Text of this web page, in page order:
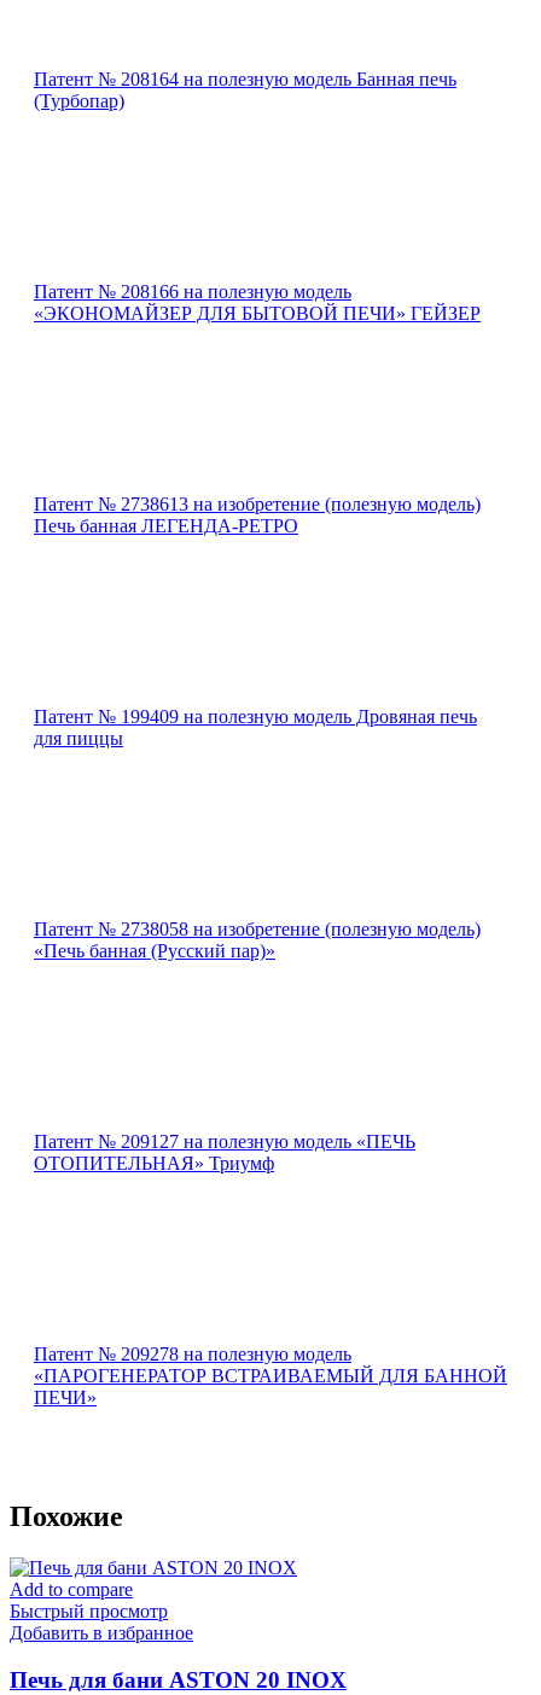
Патент № 208164 на полезную модель Банная печь
(Турбопар)
Патент № 208166 на полезную модель
«ЭКОНОМАЙЗЕР ДЛЯ БЫТОВОЙ ПЕЧИ» ГЕЙЗЕР
Патент № 2738613 на изобретение (полезную модель)
Печь банная ЛЕГЕНДА-РЕТРО
Патент № 199409 на полезную модель Дровяная печь
для пиццы
Патент № 2738058 на изобретение (полезную модель)
«Печь банная (Русский пар)»
Патент № 209127 на полезную модель «ПЕЧЬ
ОТОПИТЕЛЬНАЯ» Триумф
Патент № 209278 на полезную модель
«ПАРОГЕНЕРАТОР ВСТРАИВАЕМЫЙ ДЛЯ БАННОЙ
ПЕЧИ»
Похожие
Add to compare
Быстрый просмотр
Добавить в избранное
Печь для бани ASTON 20 INOX